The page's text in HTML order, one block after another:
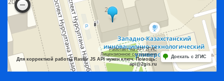
Работает на API 2ГИС
Лицензионное соглашение
Для корректной работы Raster JS API нужен ключ. Помощь:
api@2gis.ru
Доехать с 2ГИС